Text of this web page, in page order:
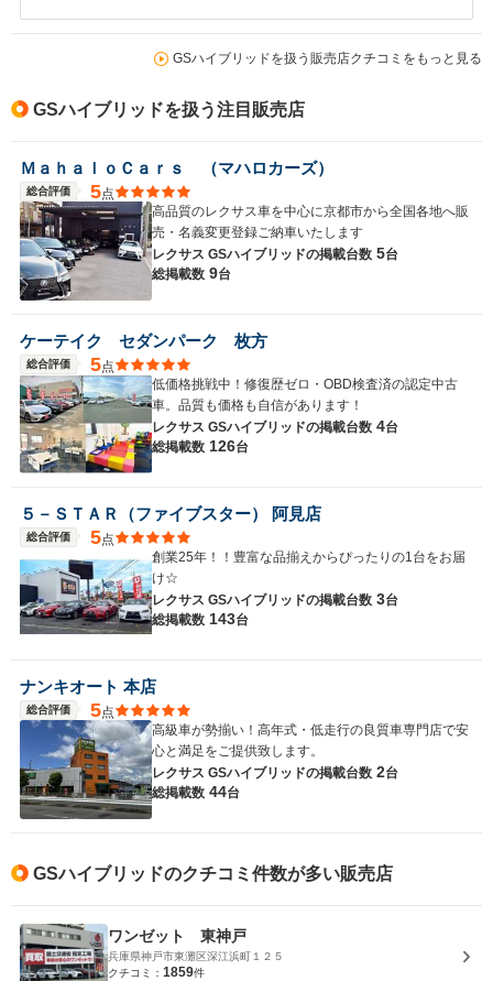
GSハイブリッドを扱う販売店クチコミをもっと見る
GSハイブリッドを扱う注目販売店
ＭａｈａｌｏＣａｒｓ （マハロカーズ）
総合評価 5点
高品質のレクサス車を中心に京都市から全国各地へ販
売・名義変更登録ご納車いたします
レクサス GSハイブリッドの掲載台数 5台
総掲載数 9台
ケーテイク セダンパーク 枚方
総合評価 5点
低価格挑戦中！修復歴ゼロ・OBD検査済の認定中古
車。品質も価格も自信があります！
レクサス GSハイブリッドの掲載台数 4台
総掲載数 126台
５－ＳＴＡＲ（ファイブスター） 阿見店
総合評価 5点
創業25年！！豊富な品揃えからぴったりの1台をお届
け☆
レクサス GSハイブリッドの掲載台数 3台
総掲載数 143台
ナンキオート 本店
総合評価 5点
高級車が勢揃い！高年式・低走行の良質車専門店で安
心と満足をご提供致します。
レクサス GSハイブリッドの掲載台数 2台
総掲載数 44台
GSハイブリッドのクチコミ件数が多い販売店
ワンゼット 東神戸
兵庫県神戸市東灘区深江浜町１２５
クチコミ： 1859件